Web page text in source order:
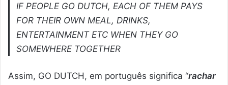
IF PEOPLE GO DUTCH, EACH OF THEM PAYS
FOR THEIR OWN MEAL, DRINKS,
ENTERTAINMENT ETC WHEN THEY GO
SOMEWHERE TOGETHER
Assim, GO DUTCH, em português significa “rachar